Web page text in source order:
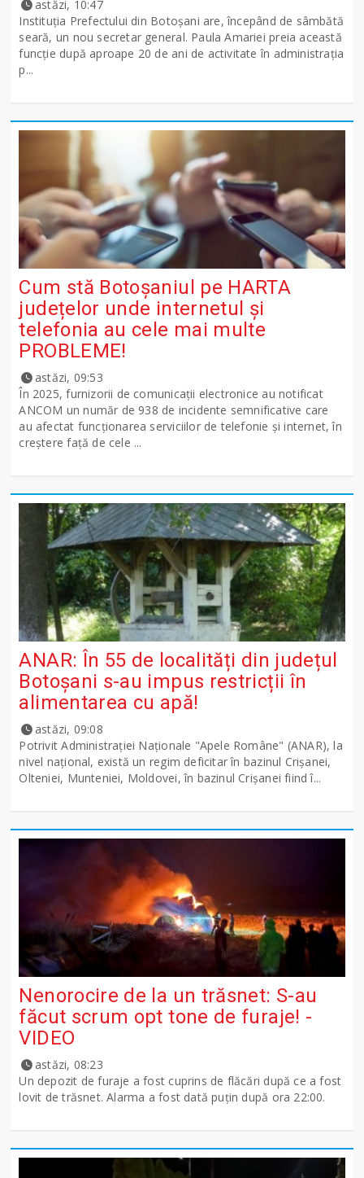
astăzi, 10:47
Instituția Prefectului din Botoșani are, începând de sâmbătă
seară, un nou secretar general. Paula Amariei preia această
funcție după aproape 20 de ani de activitate în administrația
p...
Cum stă Botoșaniul pe HARTA
județelor unde internetul și
telefonia au cele mai multe
PROBLEME!
astăzi, 09:53
În 2025, furnizorii de comunicații electronice au notificat
ANCOM un număr de 938 de incidente semnificative care
au afectat funcționarea serviciilor de telefonie și internet, în
creștere față de cele ...
ANAR: În 55 de localități din județul
Botoșani s-au impus restricții în
alimentarea cu apă!
astăzi, 09:08
Potrivit Administraţiei Naţionale "Apele Române" (ANAR), la
nivel naţional, există un regim deficitar în bazinul Crişanei,
Olteniei, Munteniei, Moldovei, în bazinul Crişanei fiind î...
Nenorocire de la un trăsnet: S-au
făcut scrum opt tone de furaje! -
VIDEO
astăzi, 08:23
Un depozit de furaje a fost cuprins de flăcări după ce a fost
lovit de trăsnet. Alarma a fost dată puțin după ora 22:00.